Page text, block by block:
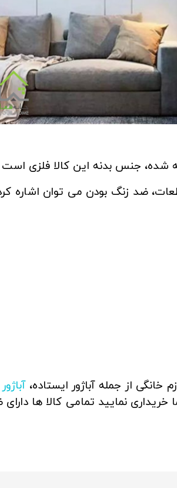
ضد زنگ بودن می توان
از جمله آباژور ایستاده،
نمایید تمامی کالا ها